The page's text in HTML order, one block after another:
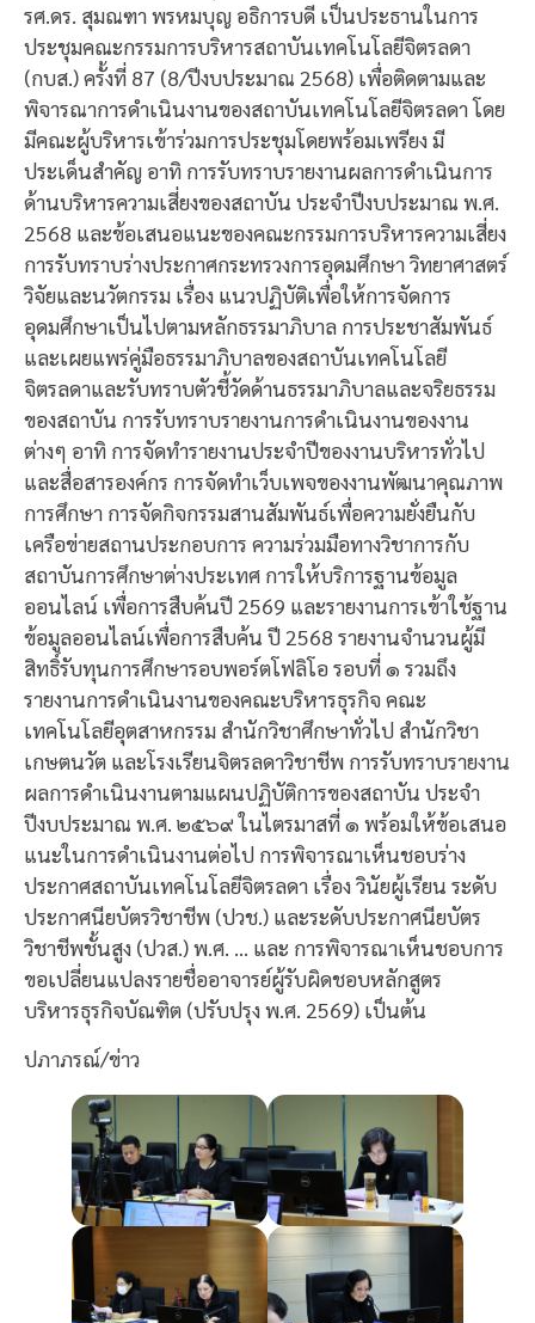
รศ.ดร. สุมณฑา พรหมบุญ อธิการบดี เป็นประธานในการ
ประชุมคณะกรรมการบริหารสถาบันเทคโนโลยีจิตรลดา
(กบส.) ครั้งที่ 87 (8/ปีงบประมาณ 2568) เพื่อติดตามและ
พิจารณาการดำเนินงานของสถาบันเทคโนโลยีจิตรลดา โดย
มีคณะผู้บริหารเข้าร่วมการประชุมโดยพร้อมเพรียง มี
ประเด็นสำคัญ อาทิ การรับทราบรายงานผลการดำเนินการ
ด้านบริหารความเสี่ยงของสถาบัน ประจำปีงบประมาณ พ.ศ.
2568 และข้อเสนอแนะของคณะกรรมการบริหารความเสี่ยง
การรับทราบร่างประกาศกระทรวงการอุดมศึกษา วิทยาศาสตร์
วิจัยและนวัตกรรม เรื่อง แนวปฏิบัติเพื่อให้การจัดการ
อุดมศึกษาเป็นไปตามหลักธรรมาภิบาล การประชาสัมพันธ์
และเผยแพร่คู่มือธรรมาภิบาลของสถาบันเทคโนโลยี
จิตรลดาและรับทราบตัวชี้วัดด้านธรรมาภิบาลและจริยธรรม
ของสถาบัน การรับทราบรายงานการดำเนินงานของงาน
ต่างๆ อาทิ การจัดทำรายงานประจำปีของงานบริหารทั่วไป
และสื่อสารองค์กร การจัดทำเว็บเพจของงานพัฒนาคุณภาพ
การศึกษา การจัดกิจกรรมสานสัมพันธ์เพื่อความยั่งยืนกับ
เครือข่ายสถานประกอบการ ความร่วมมือทางวิชาการกับ
สถาบันการศึกษาต่างประเทศ การให้บริการฐานข้อมูล
ออนไลน์ เพื่อการสืบค้นปี 2569 และรายงานการเข้าใช้ฐาน
ข้อมูลออนไลน์เพื่อการสืบค้น ปี 2568 รายงานจำนวนผู้มี
สิทธิ์รับทุนการศึกษารอบพอร์ตโฟลิโอ รอบที่ ๑ รวมถึง
รายงานการดำเนินงานของคณะบริหารธุรกิจ คณะ
เทคโนโลยีอุตสาหกรรม สำนักวิชาศึกษาทั่วไป สำนักวิชา
เกษตนวัต และโรงเรียนจิตรลดาวิชาชีพ การรับทราบรายงาน
ผลการดำเนินงานตามแผนปฏิบัติการของสถาบัน ประจำ
ปีงบประมาณ พ.ศ. ๒๕๖๙ ในไตรมาสที่ ๑ พร้อมให้ข้อเสนอ
แนะในการดำเนินงานต่อไป การพิจารณาเห็นชอบร่าง
ประกาศสถาบันเทคโนโลยีจิตรลดา เรื่อง วินัยผู้เรียน ระดับ
ประกาศนียบัตรวิชาชีพ (ปวช.) และระดับประกาศนียบัตร
วิชาชีพชั้นสูง (ปวส.) พ.ศ. … และ การพิจารณาเห็นชอบการ
ขอเปลี่ยนแปลงรายชื่ออาจารย์ผู้รับผิดชอบหลักสูตร
บริหารธุรกิจบัณฑิต (ปรับปรุง พ.ศ. 2569) เป็นต้น
ปภาภรณ์/ข่าว